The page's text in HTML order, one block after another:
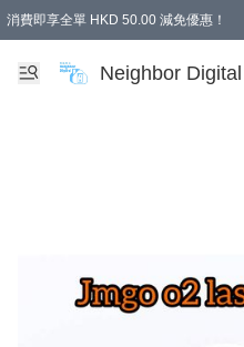
消費即享全單 HKD 50.00 減免優惠！
Neighbor Digital